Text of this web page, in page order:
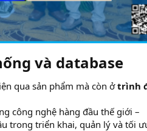
và database​
qua sản phẩm mà còn ởtrình
công nghệ hàng đầu thế giới –
trong triển khai, quản lý và tối